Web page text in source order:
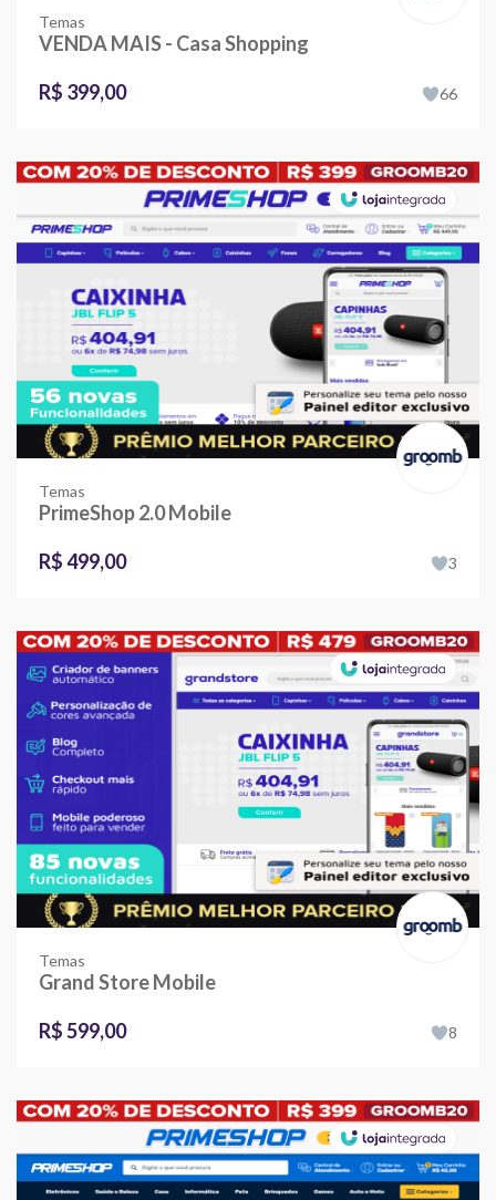
Temas
VENDA MAIS - Casa Shopping
R$ 399,00
66
Temas
PrimeShop 2.0 Mobile
R$ 499,00
3
Temas
Grand Store Mobile
R$ 599,00
8